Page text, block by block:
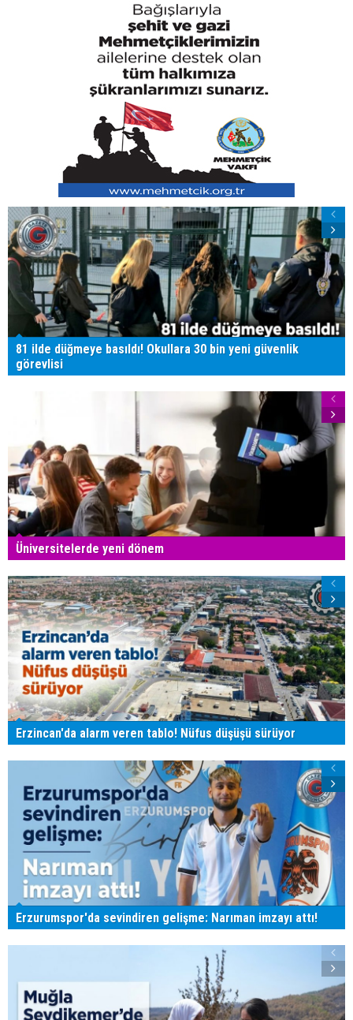
81 ilde düğmeye basıldı! Okullara 30 bin yeni güvenlik
görevlisi
Üniversitelerde yeni dönem
Erzincan'da alarm veren tablo! Nüfus düşüşü sürüyor
Erzurumspor'da sevindiren gelişme: Narıman imzayı attı!